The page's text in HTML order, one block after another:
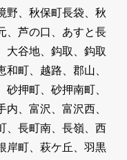
野、秋保町長袋、秋
、芦の口、あすと長
大谷地、鈎取、鈎取
町、越路、郡山、
押町、砂押南町、
、富沢、富沢西、
、長町南、長嶺、西
岸町、萩ケ丘、羽黒